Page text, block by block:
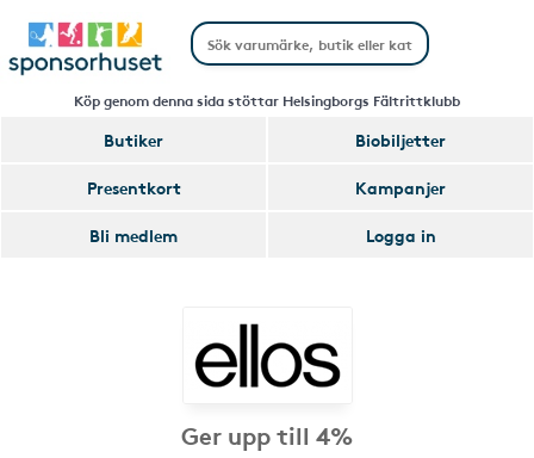
Köp genom denna sida stöttar Helsingborgs Fältrittklubb
Butiker
Biobiljetter
Presentkort
Kampanjer
Bli medlem
Logga in
Ger upp till 4%